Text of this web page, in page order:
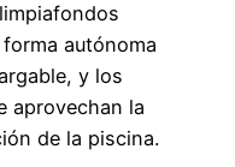
autónoma
y los
aprovechan la
de la piscina.